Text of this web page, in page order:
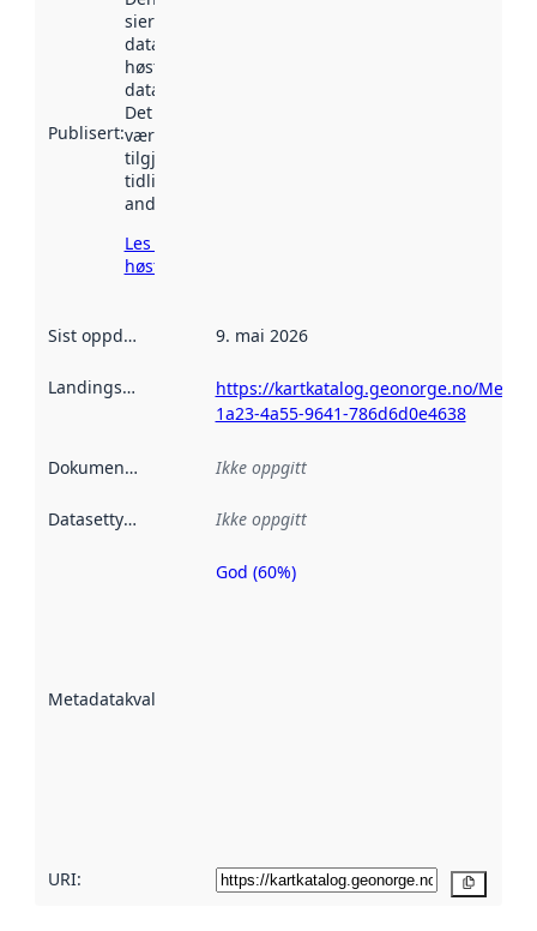
Publisert:
sier når
datasettet ble
høstet av
data.norge.no.
Det kan ha
vært
tilgjengelig
tidligere
andre steder.
Les mer om
høsting her
Sist oppdatert 9. mai 2026
Landingsside
https://kartkatalog.geonorge.no/
1a23-4a55-9641-786d6d0e4638
Dokumentasjon Ikke oppgitt
Datasettype Ikke oppgitt
Metadatakvalitet
Metadatakvalitet
God (60%)
URI: